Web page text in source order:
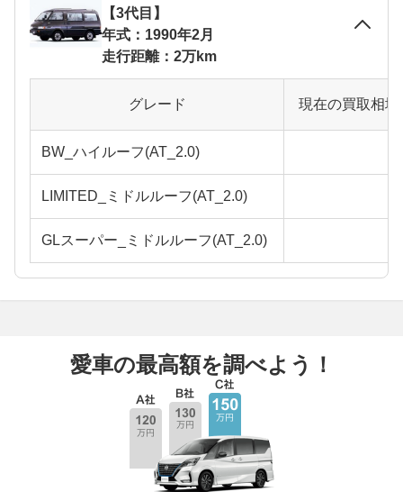
【3代目】
年式：1990年2月
走行距離：2万km
グレード 現在の買取相
BW_ハイルーフ(AT_2.0)
LIMITED_ミドルルーフ(AT_2.0)
GLスーパー_ミドルルーフ(AT_2.0)
愛車の最高額を調べよう！